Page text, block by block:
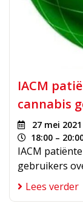
IACM
cannabis
27 mei 2021
18:00 –
IACM
gebruikers
Lees verder